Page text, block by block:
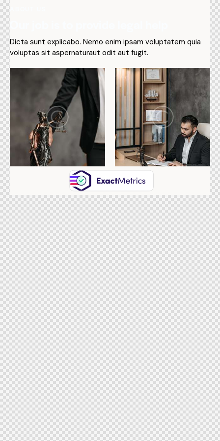
Our job is to provide legal help
Dicta sunt explicabo. Nemo enim ipsam voluptatem quia
voluptas sit aspernaturaut odit aut fugit.